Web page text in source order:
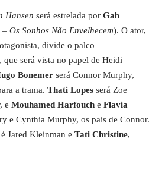
Hansen será estrelada por Gab
Os Sonhos Não Envelhecem). O ator,
divide o palco
, que será vista no papel de Heidi
Bonemer será Connor Murphy,
a trama. Thati Lopes será Zoe
e Mouhamed Harfouch e Flavia
e Cynthia Murphy, os pais de Connor.
é Jared Kleinman e Tati Christine,